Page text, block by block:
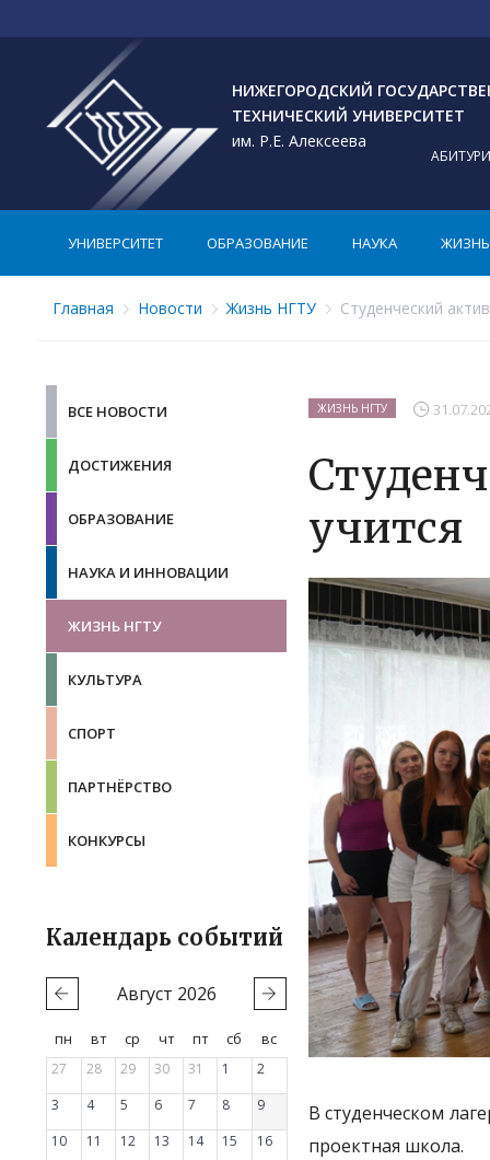
НИЖЕГОРОДСКИЙ
ТЕХНИЧЕСКИЙ УНИВЕРСИТЕТ
им. Р.Е. Алексеева
УНИВЕРСИТЕТ ОБРАЗОВАНИЕ НАУКА ЖИЗНЬ
Главная Новости Жизнь НГТУ Студенческий
ВСЕ НОВОСТИ
ДОСТИЖЕНИЯ
ОБРАЗОВАНИЕ
НАУКА И ИННОВАЦИИ
ЖИЗНЬ НГТУ
КУЛЬТУРА
СПОРТ
ПАРТНЁРСТВО
КОНКУРСЫ
Календарь событий
Август 2026
пн вт ср чт пт сб
вс
27
28 29 30 31 1
2
3
4 5 6 7 8
9
10
11 12 13 14 15
16
ЖИЗНЬ НГТУ
учится
В студенческом
проектная школа.